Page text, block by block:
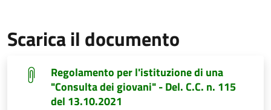
Scarica il documento
Regolamento per l'istituzione di una
"Consulta dei giovani" - Del. C.C. n. 115
del 13.10.2021